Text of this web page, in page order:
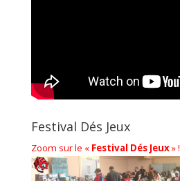
Festival Dés Jeux
Zoom sur le « Festival Dés Jeux» !